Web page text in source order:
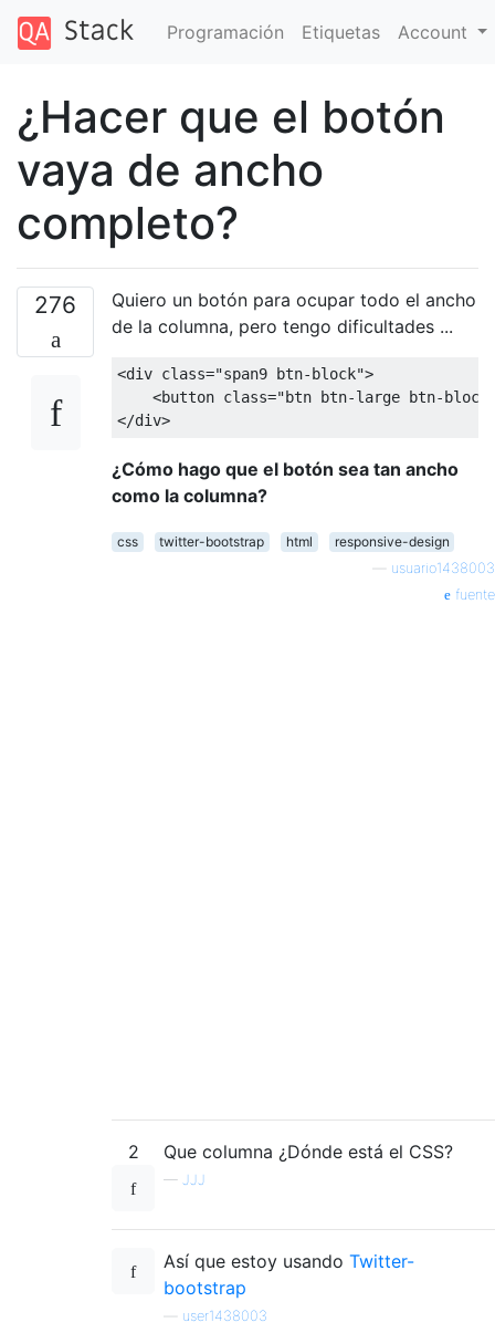
Programación Etiquetas Account
¿Hacer que el botón
vaya de ancho
completo?
276
Quiero un botón para ocupar todo el ancho
de la columna, pero tengo dificultades ...
<div class="span9 btn-block">
<button class="btn btn-large btn-block
</div>
¿Cómo hago que el botón sea tan ancho
como la columna?
css twitter-bootstrap html
responsive-design
usuario1438003
fuente
2 Que columna ¿Dónde está el CSS?
— JJJ
Así que estoy usando Twitter-
bootstrap
user1438003